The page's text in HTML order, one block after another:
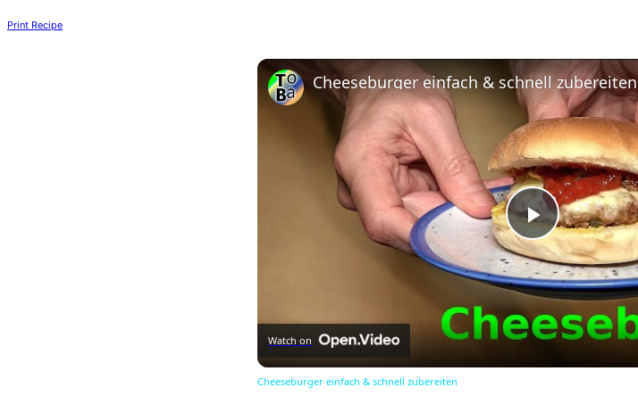
Print Recipe
Play
Video
Cheeseburger einfach & schnell zubereiten
Watch on
Cheeseburger einfach & schnell zubereiten